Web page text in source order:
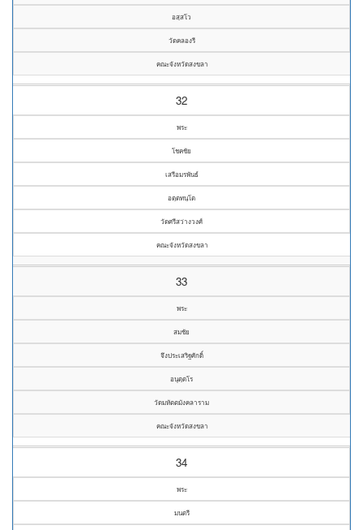
อสฺสโว
วัดคลองรี
คณะจังหวัดสงขลา
32
พระ
โชคชัย
เสรีอมรพันธ์
อตฺตทนฺโต
วัดศรีสว่างวงศ์
คณะจังหวัดสงขลา
33
พระ
สมชัย
จึงประเสริฐศักดิ์
อนุตฺตโร
วัดมหัตตมังคลาราม
คณะจังหวัดสงขลา
34
พระ
มนตรี